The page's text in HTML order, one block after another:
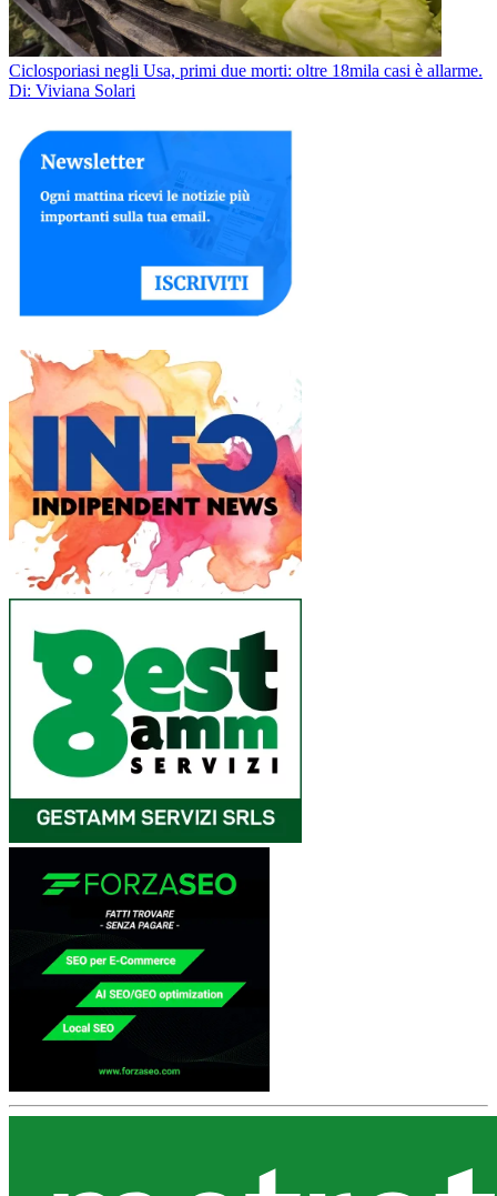
Ciclosporiasi negli Usa, primi due morti: oltre 18mila casi è allarme.
Di: Viviana Solari